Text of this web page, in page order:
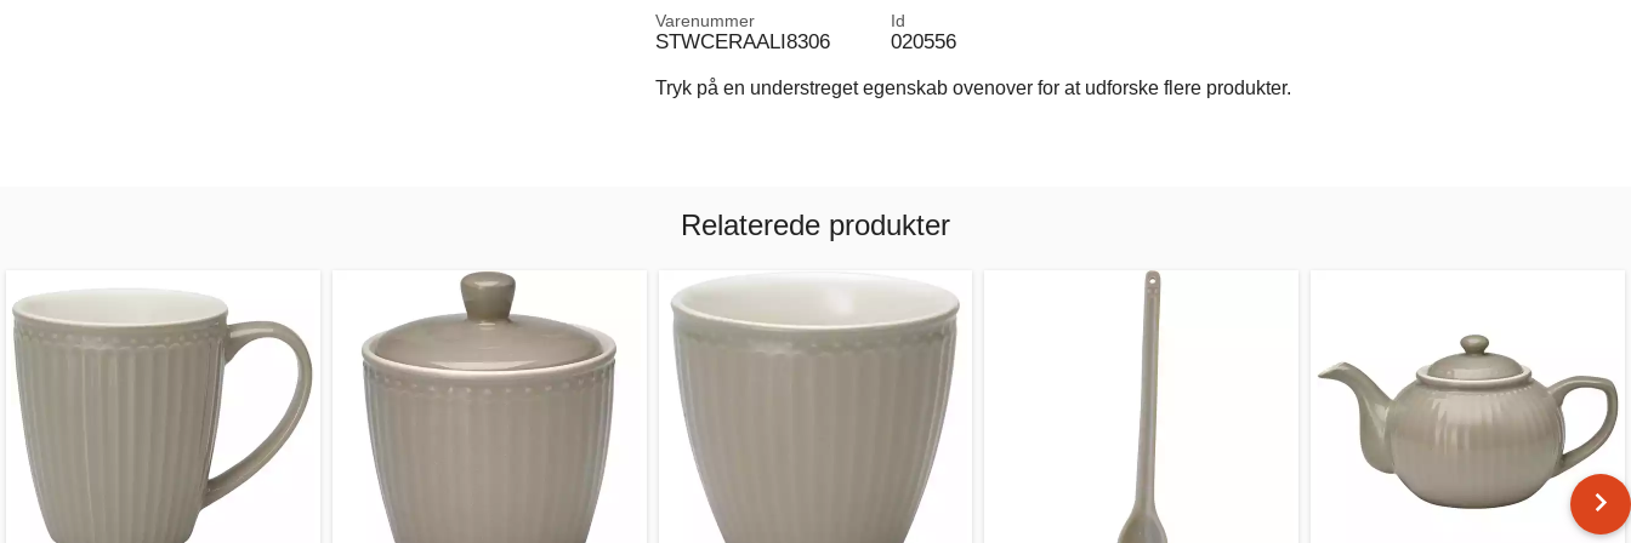
Varenummer
STWCERAALI8306
Id
020556
Tryk på en understreget egenskab ovenover for at udforske flere produkter.
Relaterede produkter